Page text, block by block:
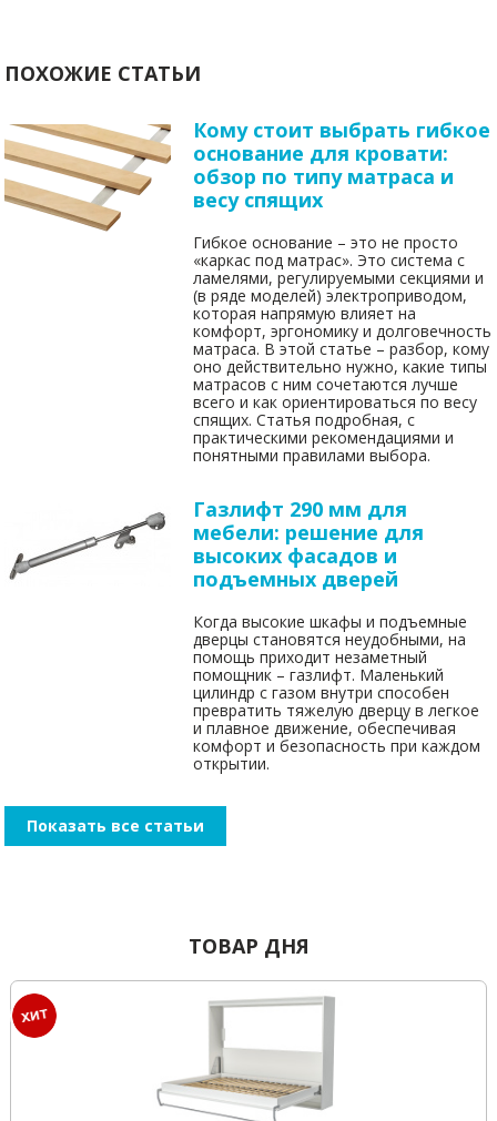
ПОХОЖИЕ СТАТЬИ
Кому стоит выбрать гибкое
основание для кровати:
обзор по типу матраса и
весу спящих
Гибкое основание – это не просто
«каркас под матрас». Это система с
ламелями, регулируемыми секциями и
(в ряде моделей) электроприводом,
которая напрямую влияет на
комфорт, эргономику и долговечность
матраса. В этой статье – разбор, кому
оно действительно нужно, какие типы
матрасов с ним сочетаются лучше
всего и как ориентироваться по весу
спящих. Статья подробная, с
практическими рекомендациями и
понятными правилами выбора.
Газлифт 290 мм для
мебели: решение для
высоких фасадов и
подъемных дверей
Когда высокие шкафы и подъемные
дверцы становятся неудобными, на
помощь приходит незаметный
помощник – газлифт. Маленький
цилиндр с газом внутри способен
превратить тяжелую дверцу в легкое
и плавное движение, обеспечивая
комфорт и безопасность при каждом
открытии.
Показать все статьи
ТОВАР ДНЯ